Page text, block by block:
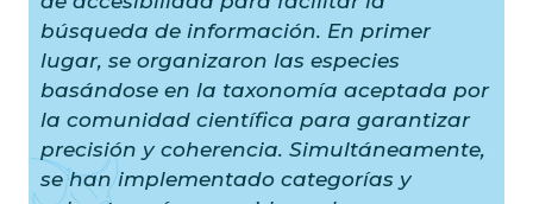
lugar, se organizaron las especies
basándose en la taxonomía aceptada por
la comunidad científica para garantizar
precisión y coherencia. Simultáneamente,
se han implementado categorías y
subcategorías, considerando
características morfológicas, su